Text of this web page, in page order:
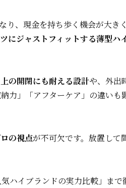
り、現金を持ち歩く機会が大き
にジャストフィットする薄型ハ
の開閉にも耐える設計や、外出
力」「アフターケア」の違いも
の視点が不可欠です。放置して
ハイブランドの実力比較」まで